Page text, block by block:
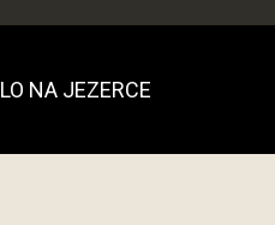
NA JEZERCE